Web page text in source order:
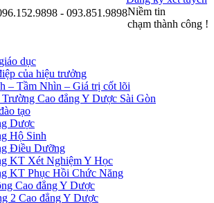
Niềm tin
chạm thành công !
- 093.851.9898
dục
của hiệu trưởng
– Tầm Nhìn – Giá trị cốt lõi
Trường Cao đẳng Y Dược Sài Gòn
tạo
Dược
Hộ Sinh
Điều Dưỡng
KT Xét Nghiệm Y Học
KT Phục Hồi Chức Năng
Cao đẳng Y Dược
2 Cao đẳng Y Dược